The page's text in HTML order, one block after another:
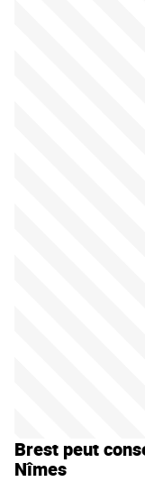
Brest peut
Nîmes